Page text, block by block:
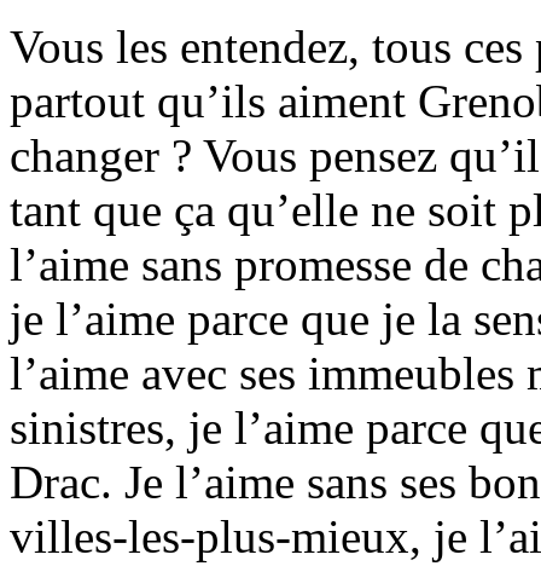
Vous les entendez, tous
partout qu’ils aiment
changer ? Vous pensez
tant que ça qu’elle ne soit
l’aime sans promesse de
je l’aime parce que je la
l’aime avec ses immeubles
sinistres, je l’aime parce
Drac. Je l’aime sans ses
villes-les-plus-mieux, je